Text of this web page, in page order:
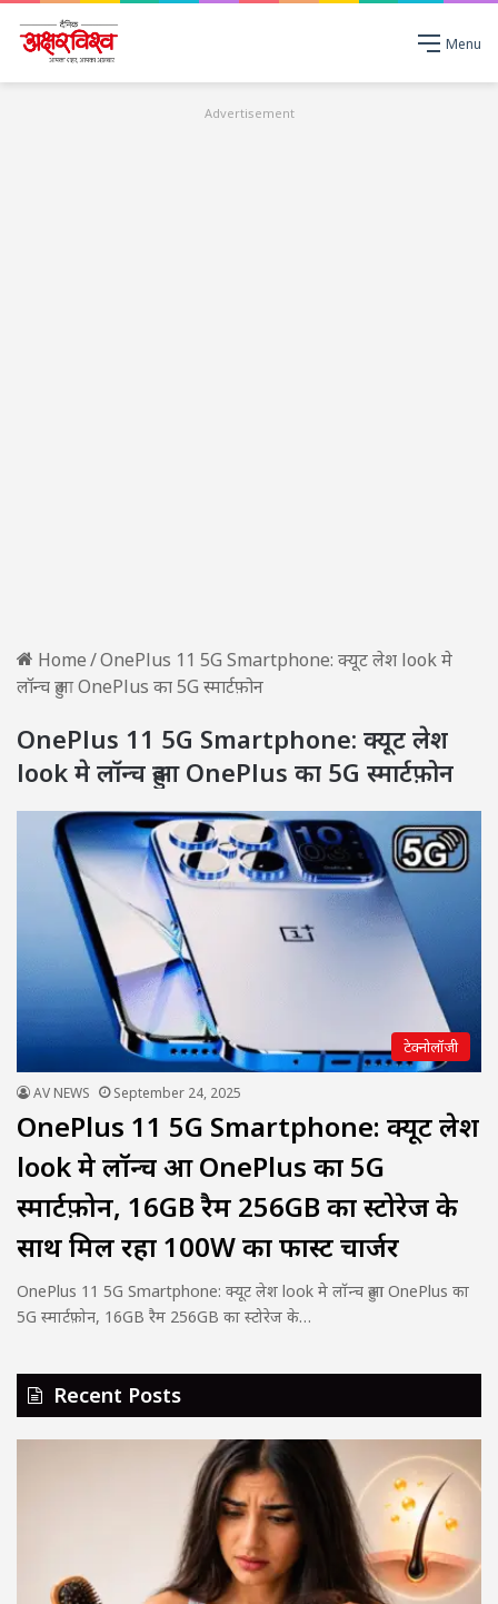
Menu
Advertisement
Home/OnePlus 11 5G Smartphone: क्यूट लेश look मे
लॉन्च हुआ OnePlus का 5G स्मार्टफ़ोन
OnePlus 11 5G Smartphone: क्यूट लेश
look मे लॉन्च हुआ OnePlus का 5G स्मार्टफ़ोन
टेक्नोलॉजी
AV NEWS September 24, 2025
OnePlus 11 5G Smartphone: क्यूट लेश
look मे लॉन्च हुआ OnePlus का 5G
स्मार्टफ़ोन, 16GB रैम 256GB का स्टोरेज के
साथ मिल रहा 100W का फास्ट चार्जर
OnePlus 11 5G Smartphone: क्यूट लेश look मे लॉन्च हुआ OnePlus का
5G स्मार्टफ़ोन, 16GB रैम 256GB का स्टोरेज के…
Recent Posts